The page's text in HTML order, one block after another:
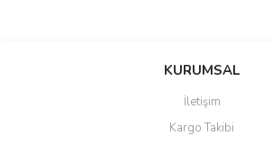
Bu ürüne ilk yorumu siz yapın!
Ürün resmi kalitesiz, bozuk veya
KURUMSAL
İletişim
Kargo Takibi